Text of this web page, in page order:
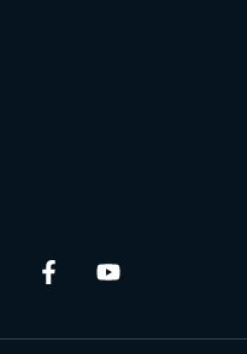
Facebook